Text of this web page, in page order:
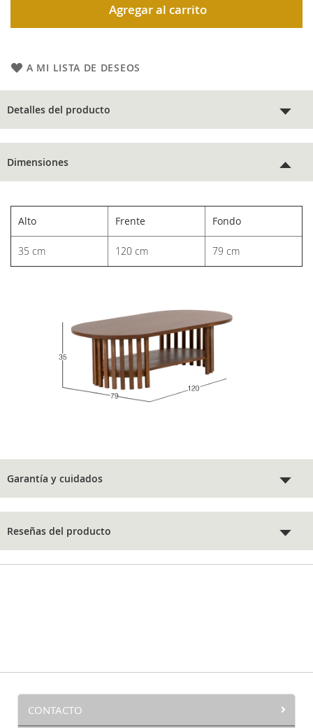
Agregar al carrito
A MI LISTA DE DESEOS
Detalles del producto
Dimensiones
Alto Frente Fondo
35 cm 120 cm 79 cm
Garantía y cuidados
Reseñas del producto
CONTACTO